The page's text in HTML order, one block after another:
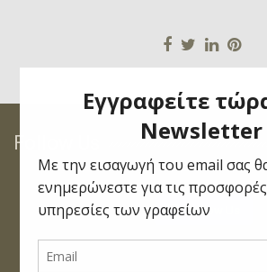
Follow Us
Follow Us